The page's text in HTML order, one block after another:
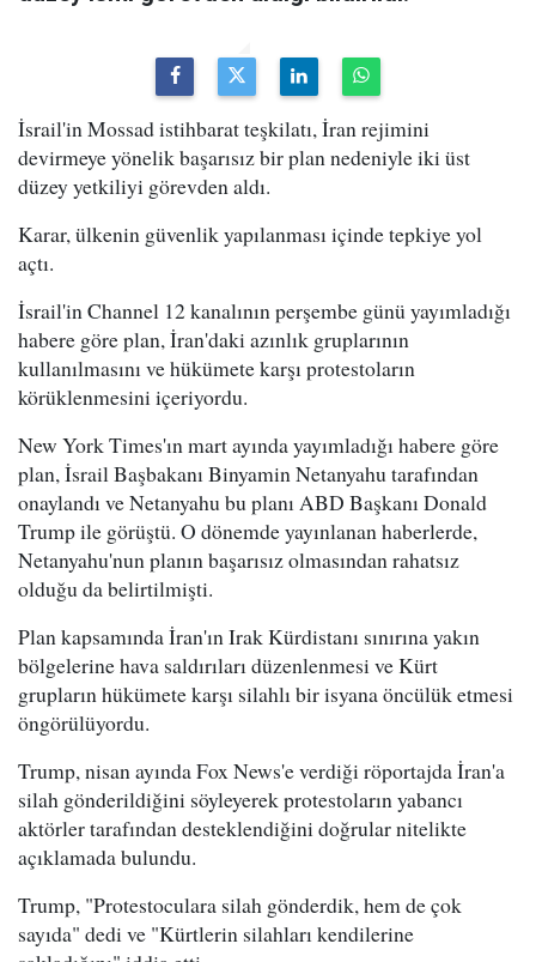
İsrail'in Mossad istihbarat teşkilatı, İran rejimini
devirmeye yönelik başarısız bir plan nedeniyle iki üst
düzey yetkiliyi görevden aldı.
Karar, ülkenin güvenlik yapılanması içinde tepkiye yol
açtı.
İsrail'in Channel 12 kanalının perşembe günü yayımladığı
habere göre plan, İran'daki azınlık gruplarının
kullanılmasını ve hükümete karşı protestoların
körüklenmesini içeriyordu.
New York Times'ın mart ayında yayımladığı habere göre
plan, İsrail Başbakanı Binyamin Netanyahu tarafından
onaylandı ve Netanyahu bu planı ABD Başkanı Donald
Trump ile görüştü. O dönemde yayınlanan haberlerde,
Netanyahu'nun planın başarısız olmasından rahatsız
olduğu da belirtilmişti.
Plan kapsamında İran'ın Irak Kürdistanı sınırına yakın
bölgelerine hava saldırıları düzenlenmesi ve Kürt
grupların hükümete karşı silahlı bir isyana öncülük etmesi
öngörülüyordu.
Trump, nisan ayında Fox News'e verdiği röportajda İran'a
silah gönderildiğini söyleyerek protestoların yabancı
aktörler tarafından desteklendiğini doğrular nitelikte
açıklamada bulundu.
Trump, "Protestoculara silah gönderdik, hem de çok
sayıda" dedi ve "Kürtlerin silahları kendilerine